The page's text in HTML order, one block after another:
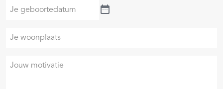
Je
geboortedatum
Je
woonplaats
Je